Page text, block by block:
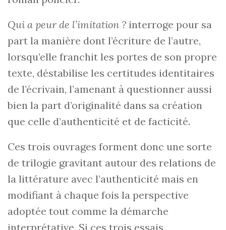
Qui a peur de l’imitation ? interroge pour sa
part la manière dont l’écriture de l’autre,
lorsqu’elle franchit les portes de son propre
texte, déstabilise les certitudes identitaires
de l’écrivain, l’amenant à questionner aussi
bien la part d’originalité dans sa création
que celle d’authenticité et de facticité.
Ces trois ouvrages forment donc une sorte
de trilogie gravitant autour des relations de
la littérature avec l’authenticité mais en
modifiant à chaque fois la perspective
adoptée tout comme la démarche
interprétative. Si ces trois essais